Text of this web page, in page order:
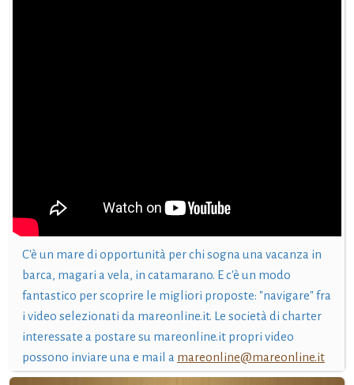
C'è un mare di opportunità per chi sogna una vacanza in
barca, magari a vela, in catamarano. E c'è un modo
fantastico per scoprire le migliori proposte: "navigare" fra
i video selezionati da mareonline.it. Le società di charter
interessate a postare su mareonline.it propri video
possono inviare una e mail a mareonline@mareonline.it